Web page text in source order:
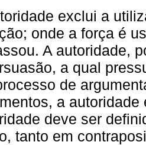
exclui a
onde a força é
A autoridade,
a qual
de
a
deve ser
tanto em